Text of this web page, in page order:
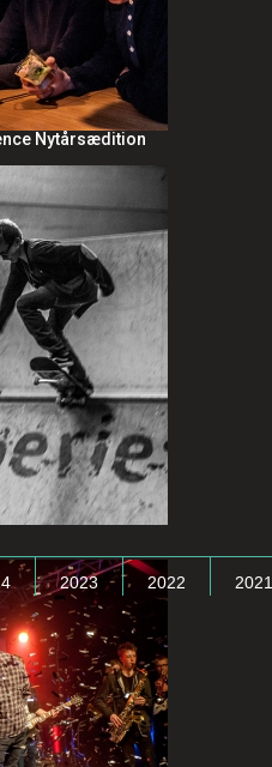
2023 2022 2021
Nytårsædition